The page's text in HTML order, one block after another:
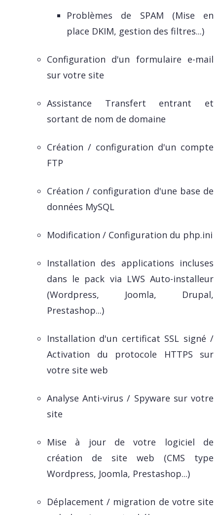
Problèmes de SPAM (Mise en
place DKIM, gestion des filtres...)
Configuration d'un formulaire e-mail
sur votre site
Assistance Transfert entrant et
sortant de nom de domaine
Création / configuration d'un compte
FTP
Création / configuration d'une base de
données MySQL
Modification / Configuration du php.ini
Installation des applications incluses
dans le pack via LWS Auto-installeur
(Wordpress, Joomla, Drupal,
Prestashop...)
Installation d'un certificat SSL signé /
Activation du protocole HTTPS sur
votre site web
Analyse Anti-virus / Spyware sur votre
site
Mise à jour de votre logiciel de
création de site web (CMS type
Wordpress, Joomla, Prestashop...)
Déplacement / migration de votre site